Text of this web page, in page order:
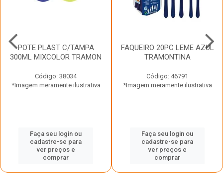
POTE PLAST C/TAMPA
300ML MIXCOLOR TRAMON
Código: 38034
*Imagem meramente ilustrativa
Faça seu login ou
cadastre-se para
ver preços e
comprar
FAQUEIRO 20PC LEME AZUL
TRAMONTINA
Código: 46791
*Imagem meramente ilustrativa
Faça seu login ou
cadastre-se para
ver preços e
comprar